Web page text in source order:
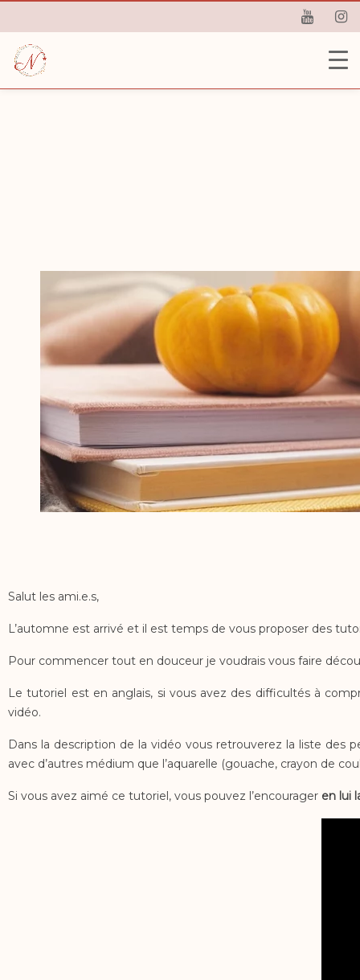
Salut les ami.e.s,
L’automne est arrivé et il est temps de vous proposer des
Pour commencer tout en douceur je voudrais vous faire
Le tutoriel est en anglais, si vous avez des difficultés à
vidéo.
Dans la description de la vidéo vous retrouverez la liste des
avec d’autres médium que l’aquarelle (gouache, crayon de
Si vous avez aimé ce tutoriel, vous pouvez l’encourager en lui